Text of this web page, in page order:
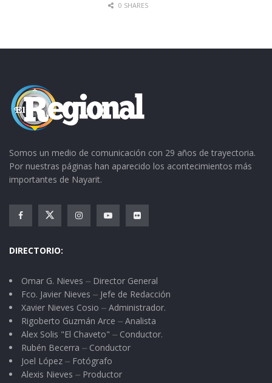
0 SHARES
Somos un medio de comunicación con 29 años de trayectoria.
Por nuestras páginas han aparecido los acontecimientos más
importantes de Nayarit.
DIRECTORIO:
Omar G. Nieves ⏤ Director General
Fco. Javier Nieves ⏤ Jefe de Redacción
Xavier Nieves Cosio ⏤ Administrador.
Rigoberto Guzmán Arce ⏤ Analista
Alex Solis "El Chaveto" ⏤ Conductor.
Rubén Becerra ⏤ Conductor
Joel López ⏤ Fotógrafo
Alexis Nieves ⏤ Productor